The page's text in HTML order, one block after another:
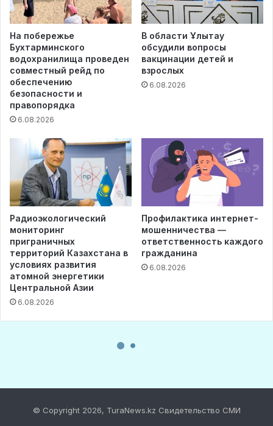
© Copyright 2026, TuraNews.kz Свидетельство СМИ